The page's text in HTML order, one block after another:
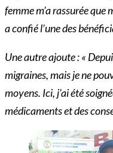
femme m’a rassurée que
a confié l’une des
Une autre ajoute : «
migraines, mais je ne
moyens. Ici, j’ai été
médicaments et des